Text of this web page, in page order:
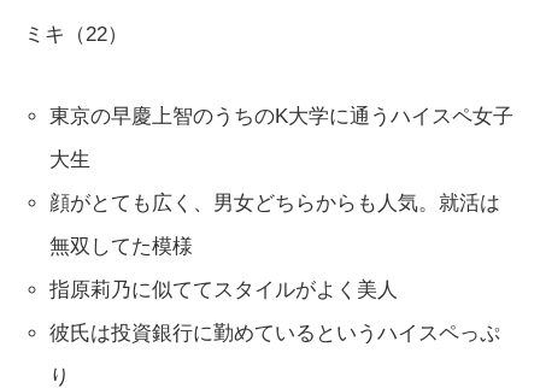
ミキ（22）
東京の早慶上智のうちのK大学に通うハイスペ女子
大生
顔がとても広く、男女どちらからも人気。就活は
無双してた模様
指原莉乃に似ててスタイルがよく美人
彼氏は投資銀行に勤めているというハイスペっぷ
り